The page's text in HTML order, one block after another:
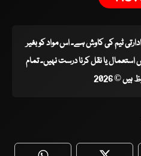
ادارتی ٹیم کی کاوش ہے۔ اس مواد کو بغیر
یا نقل کرنا درست نہیں۔ تمام
© 2026